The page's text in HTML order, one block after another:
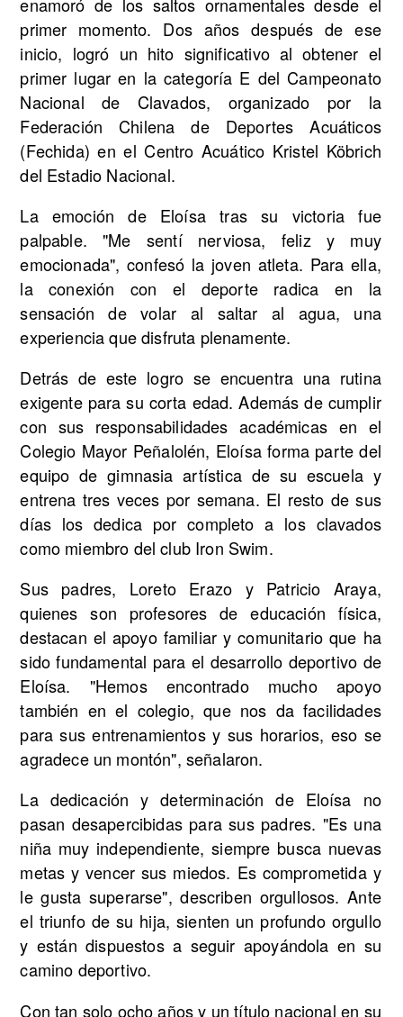
primer momento. Dos años después de ese
inicio, logró un hito significativo al obtener el
primer lugar en la categoría E del Campeonato
Nacional de Clavados, organizado por la
Federación Chilena de Deportes Acuáticos
(Fechida) en el Centro Acuático Kristel Köbrich
del Estadio Nacional.
La emoción de Eloísa tras su victoria fue
palpable. "Me sentí nerviosa, feliz y muy
emocionada", confesó la joven atleta. Para ella,
la conexión con el deporte radica en la
sensación de volar al saltar al agua, una
experiencia que disfruta plenamente.
Detrás de este logro se encuentra una rutina
exigente para su corta edad. Además de cumplir
con sus responsabilidades académicas en el
Colegio Mayor Peñalolén, Eloísa forma parte del
equipo de gimnasia artística de su escuela y
entrena tres veces por semana. El resto de sus
días los dedica por completo a los clavados
como miembro del club Iron Swim.
Sus padres, Loreto Erazo y Patricio Araya,
quienes son profesores de educación física,
destacan el apoyo familiar y comunitario que ha
sido fundamental para el desarrollo deportivo de
Eloísa. "Hemos encontrado mucho apoyo
también en el colegio, que nos da facilidades
para sus entrenamientos y sus horarios, eso se
agradece un montón", señalaron.
La dedicación y determinación de Eloísa no
pasan desapercibidas para sus padres. "Es una
niña muy independiente, siempre busca nuevas
metas y vencer sus miedos. Es comprometida y
le gusta superarse", describen orgullosos. Ante
el triunfo de su hija, sienten un profundo orgullo
y están dispuestos a seguir apoyándola en su
camino deportivo.
Con tan solo ocho años y un título nacional en su